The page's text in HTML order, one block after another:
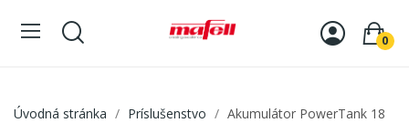
0
Úvodná stránka Príslušenstvo
Akumulátor PowerTank 18